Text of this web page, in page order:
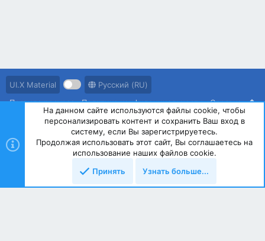
UI.X Material
Русский (RU)
Правила ресурса
Политика конфиденциальности Справка
Community platform by XenForo © 2010-2023 XenForo Ltd.
На данном сайте используются файлы cookie, чтобы
персонализировать контент и сохранить Ваш вход в
систему, если Вы зарегистрируетесь.
Продолжая использовать этот сайт, Вы соглашаетесь на
использование наших файлов cookie.
Принять
Узнать больше...